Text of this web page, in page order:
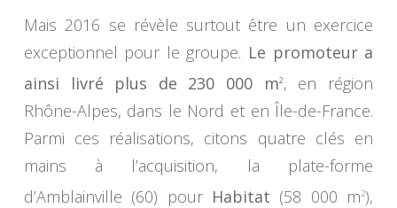
Mais 2016 se révèle surtout être un exercice
exceptionnel pour le groupe. Le promoteur a
ainsi livré
plus de 230 000 m2, en région
Rhône-Alpes, dans le Nord et en Île-de-France.
Parmi ces réalisations, citons quatre clés en
mains à l’acquisition, la plate-forme
d’Amblainville (60) pour Habitat (58 000 m2),